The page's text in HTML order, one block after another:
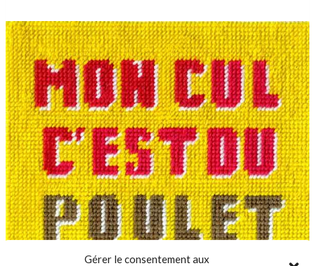
Gérer le consentement aux